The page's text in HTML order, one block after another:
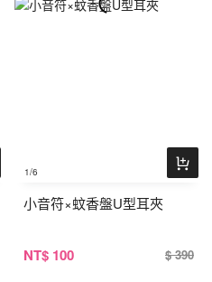
1/6
小音符×蚊香盤U型耳夾
NT$ 100 $ 390